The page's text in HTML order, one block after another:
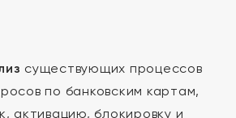
существующих процессов
по банковским картам,
активацию, блокировку и